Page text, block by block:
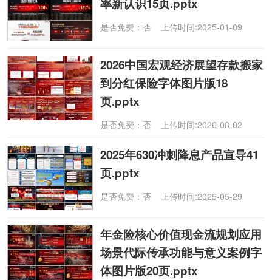
率新认识15页.pptx
是否免费：否 上传时间:2025-01-09
2026中国宏观经济展望存款搬家
到分红保险字体图片版18
页.pptx
是否免费：否 上传时间:2026-08-02
2025年630冲刺降息产品宣导41
页.pptx
是否免费：否 上传时间:2025-05-29
年金险核心价值现金流规划应用
场景代际传承功能与意义案例字
体图片版20页.pptx